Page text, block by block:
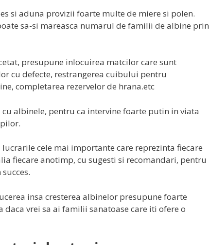
si aduna provizii foarte multe de miere si polen.
sa-si mareasca numarul de familii de albine prin
presupune inlocuirea matcilor care sunt
cu defecte, restrangerea cuibului pentru
completarea rezervelor de hrana.etc
albinele, pentru ca intervine foarte putin in viata
cele mai importante care reprezinta fiecare
fiecare anotimp, cu sugesti si recomandari, pentru
insa cresterea albinelor presupune foarte
vrei sa ai familii sanatoase care iti ofere o